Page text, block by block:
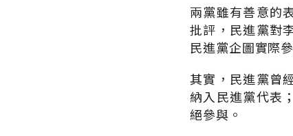
兩黨雖有善意的
批評，民進黨對
民進黨企圖實際
其實，民進黨曾
納入民進黨代表
絕參與。